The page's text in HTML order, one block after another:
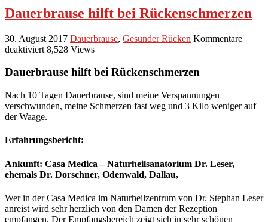
Dauerbrause hilft bei Rückenschmerzen
30. August 2017 Dauerbrause, Gesunder Rücken Kommentare
deaktiviertfür
hilft
Rückenschmerzen
8,528 Views
Dauerbrause hilft bei Rückenschmerzen
Nach 10 Tagen Dauerbrause, sind meine Verspannungen
verschwunden, meine Schmerzen fast weg und 3 Kilo weniger auf
der Waage.
Erfahrungsbericht:
Ankunft: Casa Medica – Naturheilsanatorium Dr. Leser,
ehemals Dr. Dorschner, Odenwald, Dallau,
Wer in der Casa Medica im Naturheilzentrum von Dr. Stephan Leser
anreist wird sehr herzlich von den Damen der Rezeption
empfangen. Der Empfangsbereich zeigt sich in sehr schönen